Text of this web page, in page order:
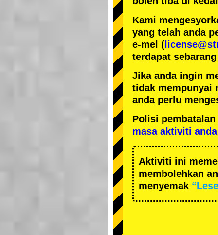
Kami
yang telah anda
e-mel (
terdapat
Jika anda ingin
tidak mempunyai
anda perlu
Polisi pembatalan
masa aktiviti anda
Aktiviti ini
membolehkan
menyemak